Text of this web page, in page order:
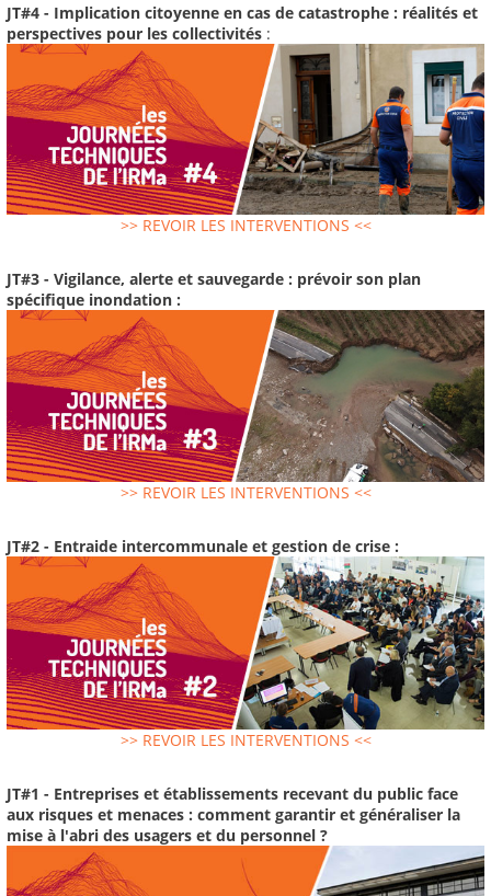
JT#4 - Implication citoyenne en cas de catastrophe : réalités et
perspectives pour les collectivités :
>> REVOIR LES INTERVENTIONS <<
JT#3 - Vigilance, alerte et sauvegarde : prévoir son plan
spécifique inondation :
>> REVOIR LES INTERVENTIONS <<
JT#2 - Entraide intercommunale et gestion de crise :
>> REVOIR LES INTERVENTIONS <<
JT#1 - Entreprises et établissements recevant du public face
aux risques et menaces : comment garantir et généraliser la
mise à l'abri des usagers et du personnel ?